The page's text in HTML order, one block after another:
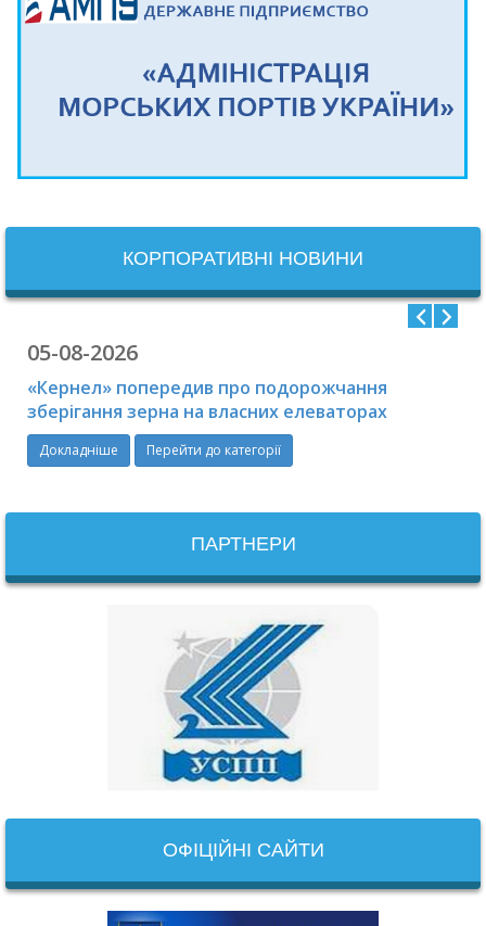
КОРПОРАТИВНІ НОВИНИ
05-08-2026
«Кернел» попередив про подорожчання
зберігання зерна на власних елеваторах
Докладніше Перейти до категорії
ПАРТНЕРИ
ОФІЦІЙНІ САЙТИ